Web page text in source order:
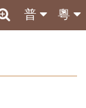
粵
普